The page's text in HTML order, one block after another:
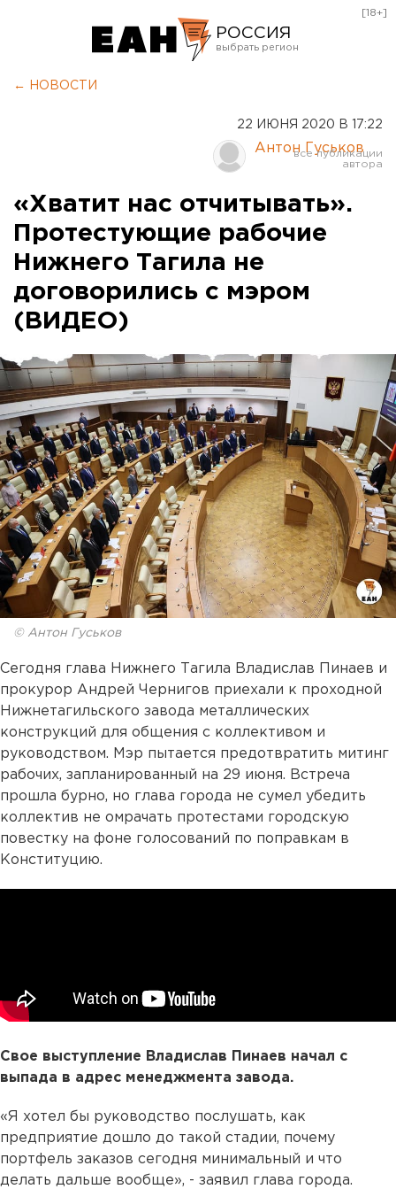
РОССИЯ
Курган
Оренбург
[18+]
← НОВОСТИ
22 ИЮНЯ 2020 В 17:22
Антон Гуськов
«Хватит нас отчитывать».
Протестующие рабочие
Нижнего Тагила не
договорились с мэром
(ВИДЕО)
© Антон Гуськов
Сегодня глава Нижнего Тагила Владислав Пинаев и
прокурор Андрей Чернигов приехали к проходной
Нижнетагильского завода металлических
конструкций для общения с коллективом и
руководством. Мэр пытается предотвратить митинг
рабочих, запланированный на 29 июня. Встреча
прошла бурно, но глава города не сумел убедить
коллектив не омрачать протестами городскую
повестку на фоне голосований по поправкам в
Конституцию.
Свое выступление Владислав Пинаев начал с
выпада в адрес менеджмента завода.
«Я хотел бы руководство послушать, как
предприятие дошло до такой стадии, почему
портфель заказов сегодня минимальный и что
делать дальше вообще», - заявил глава города.